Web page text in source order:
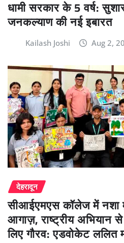
धामी सरकार के 5 वर्ष:
जनकल्याण की नई इबारत
Kailash Joshi Aug 2,
देहरादून
सीआईएमएस कॉलेज में नशा
आगाज़, राष्ट्रीय अभियान
लिए गौरव: एडवोकेट ललित